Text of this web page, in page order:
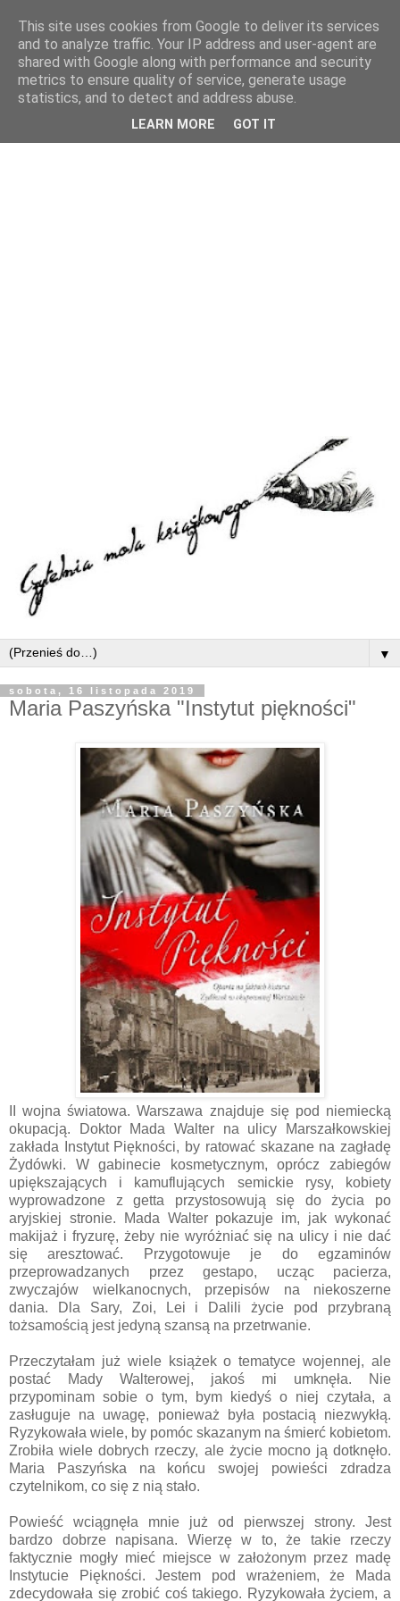
▼
sobota, 16 listopada 2019
Maria Paszyńska "Instytut piękności"
II wojna światowa. Warszawa znajduje się pod niemiecką
okupacją. Doktor Mada Walter na ulicy Marszałkowskiej
zakłada Instytut Piękności, by ratować skazane na zagładę
Żydówki. W gabinecie kosmetycznym, oprócz zabiegów
upiększających i kamuflujących semickie rysy, kobiety
wyprowadzone z getta przystosowują się do życia po
aryjskiej stronie. Mada Walter pokazuje im, jak wykonać
makijaż i fryzurę, żeby nie wyróżniać się na ulicy i nie dać
się aresztować. Przygotowuje je do egzaminów
przeprowadzanych przez gestapo, ucząc pacierza,
zwyczajów wielkanocnych, przepisów na niekoszerne
dania. Dla Sary, Zoi, Lei i Dalili życie pod przybraną
tożsamością jest jedyną szansą na przetrwanie.
Przeczytałam już wiele książek o tematyce wojennej, ale
postać Mady Walterowej, jakoś mi umknęła. Nie
przypominam sobie o tym, bym kiedyś o niej czytała, a
zasługuje na uwagę, ponieważ była postacią niezwykłą.
Ryzykowała wiele, by pomóc skazanym na śmierć kobietom.
Zrobiła wiele dobrych rzeczy, ale życie mocno ją dotknęło.
Maria Paszyńska na końcu swojej powieści zdradza
czytelnikom, co się z nią stało.
Powieść wciągnęła mnie już od pierwszej strony. Jest
bardzo dobrze napisana. Wierzę w to, że takie rzeczy
faktycznie mogły mieć miejsce w założonym przez madę
Instytucie Piękności. Jestem pod wrażeniem, że Mada
zdecydowała się zrobić coś takiego. Ryzykowała życiem, a
This site uses cookies from Google to deliver its services
and to analyze traffic. Your IP address and user-agent are
shared with Google along with performance and security
metrics to ensure quality of service, generate usage
statistics, and to detect and address abuse.
LEARN MORE GOT IT